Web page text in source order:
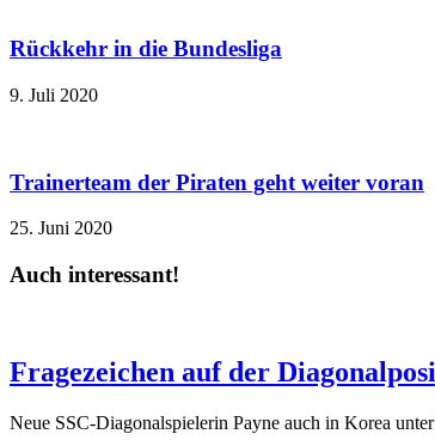
Rückkehr in die Bundesliga
9. Juli 2020
Trainerteam der Piraten geht weiter voran
25. Juni 2020
Auch interessant!
Fragezeichen auf der
Neue SSC-Diagonalspielerin Payne auch in Korea